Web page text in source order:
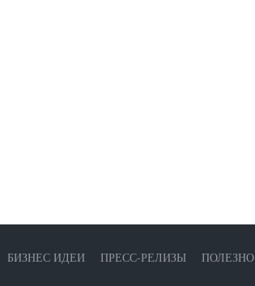
БИЗНЕС ИДЕИ ПРЕСС-РЕЛИЗЫ ПОЛЕЗНО